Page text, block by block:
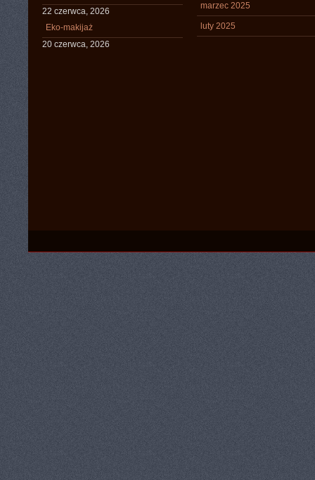
22 czerwca, 2026
Eko-makijaż
20 czerwca, 2026
marzec 2025
luty 2025